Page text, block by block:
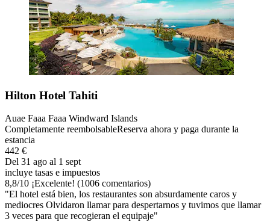
Hilton Hotel Tahiti
Auae Faaa Faaa Windward Islands
Completamente reembolsableReserva ahora y paga durante la
estancia
442 €
Del 31 ago al 1 sept
incluye tasas e impuestos
8,8/10 ¡Excelente! (1006 comentarios)
"El hotel está bien, los restaurantes son absurdamente caros y
mediocres Olvidaron llamar para despertarnos y tuvimos que llamar
3 veces para que recogieran el equipaje"